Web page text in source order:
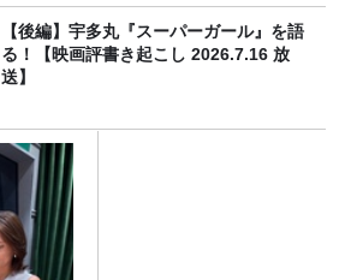
【後編】宇多丸『スーパーガール』を語
る！【映画評書き起こし 2026.7.16 放
送】